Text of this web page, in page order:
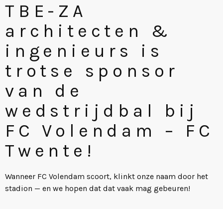
TBE-ZA
architecten &
ingenieurs is
trotse sponsor
van de
wedstrijdbal bij
FC Volendam – FC
Twente!
Wanneer FC Volendam scoort, klinkt onze naam door het
stadion — en we hopen dat dat vaak mag gebeuren!